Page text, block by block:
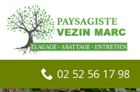
02 52 56 17 98